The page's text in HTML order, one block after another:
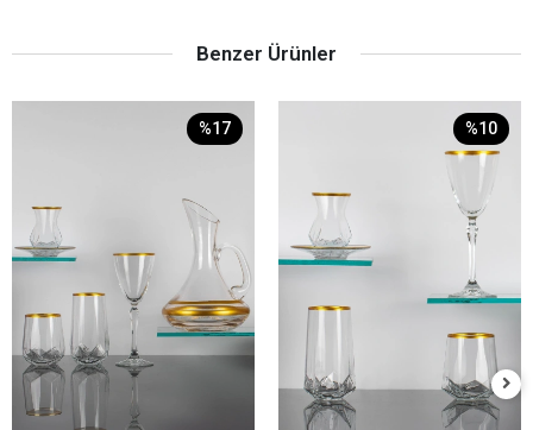
Benzer Ürünler
%17 %10